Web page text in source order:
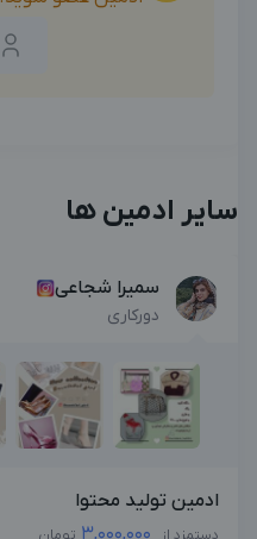
سایر ادمین ها
سمیرا شجاعی
دورکاری
ادمین تولید محتوا